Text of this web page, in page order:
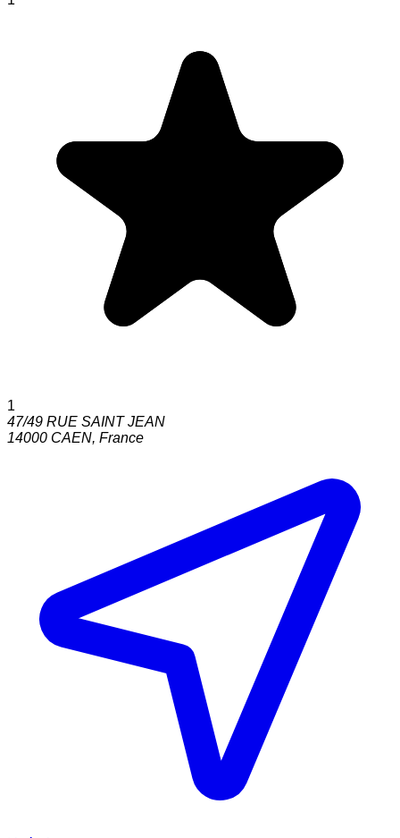
1
47/49 RUE SAINT JEAN
14000 CAEN, France